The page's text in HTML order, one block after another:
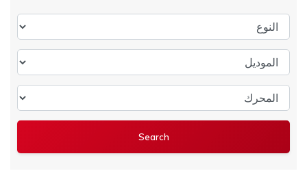
النوع
الموديل
المحرك